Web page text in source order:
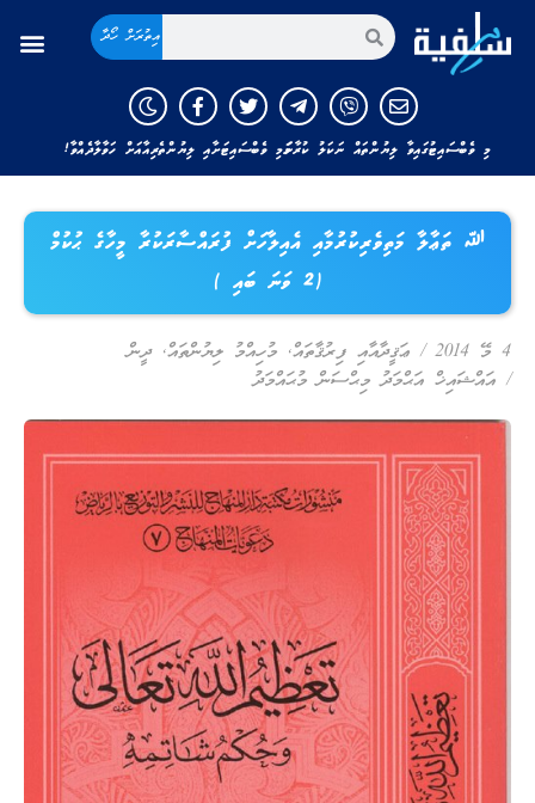
އިތުރަށް ހޯދާ
މި ވެބްސައިޓުގައިވާ ލިޔުންތައް ނަކަލު ކުރާނަމަ މި ވެބްސައިޓަށާއި ލިޔުންތެރިއާއަށް ހަވާލާދެއްވާ!
ﷲ ތަޢާލާ މަތިވެރިކުރުމާއި އެއިލާހަށް ފުރައްސާރަކުރާ މީހާގެ ޙުކުމް
(2 ވަނަ ބައި )
4 މޭ 2014 / ޢަޤީދާއާއި ފިރުޤާތައް, މުހިއްމު ލިޔުންތައް,ދީން
/ އައްޝައިޚް އަޙްމަދު މިޙްސަން މުޙައްމަދު